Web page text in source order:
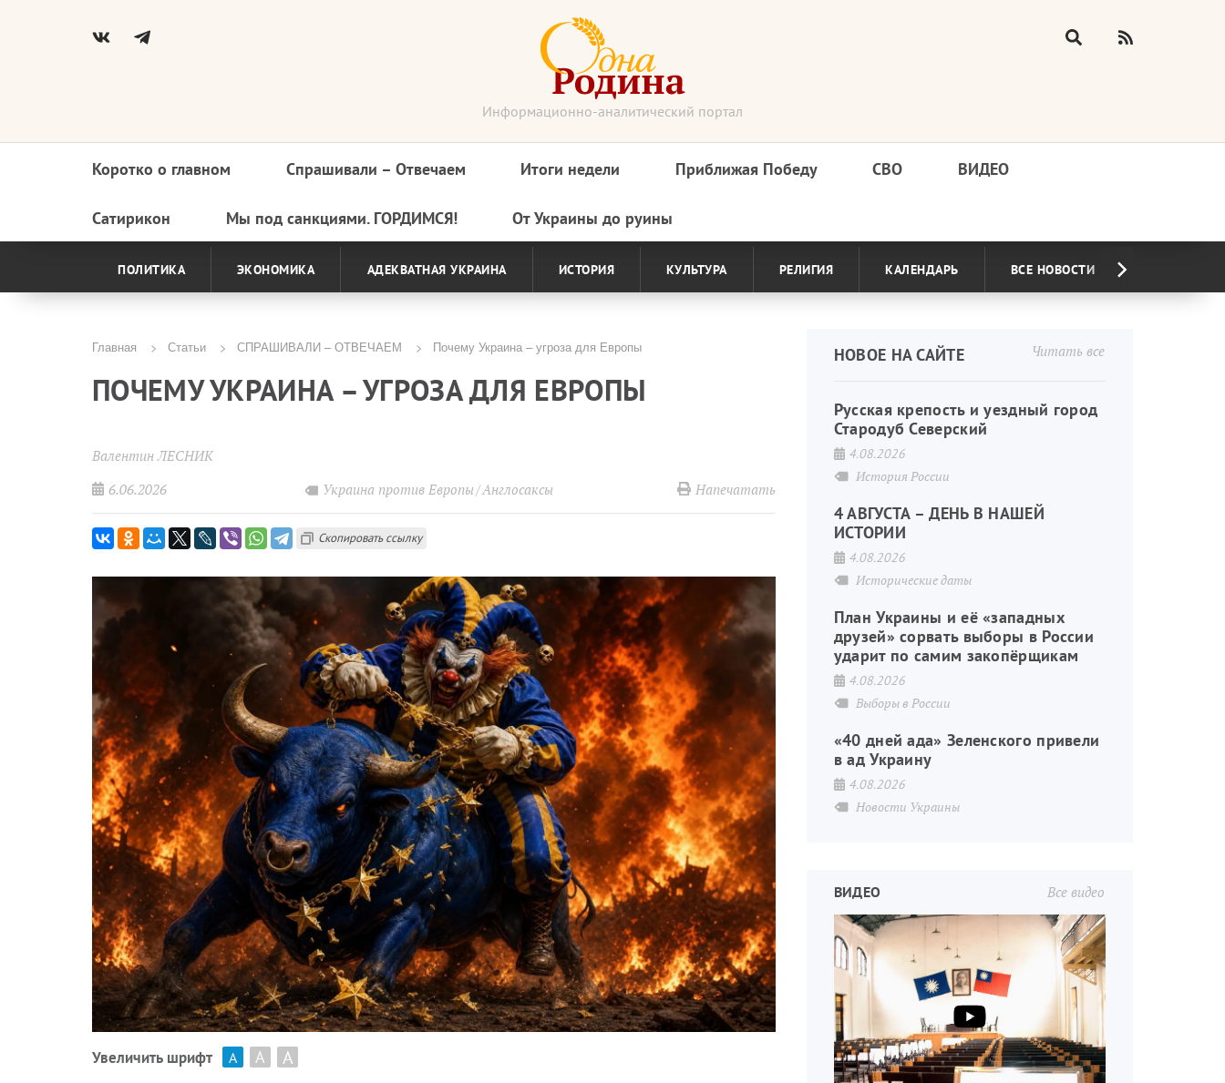
Информационно-аналитический портал
Основная
навигация
Коротко о главном Спрашивали – Отвечаем Итоги недели Приближая Победу СВО ВИДЕО
Сатирикон Мы под санкциями. ГОРДИМСЯ! От Украины до руины
ПОЛИТИКА ЭКОНОМИКА АДЕКВАТНАЯ УКРАИНА ИСТОРИЯ КУЛЬТУРА РЕЛИГИЯ КАЛЕНДАРЬ ВСЕ НОВОСТИ
Строка
навигации
Главная Статьи СПРАШИВАЛИ – ОТВЕЧАЕМ Почему Украина – угроза для Европы
ПОЧЕМУ УКРАИНА – УГРОЗА ДЛЯ ЕВРОПЫ
Валентин ЛЕСНИК
6.06.2026
Украина против Европы Англосаксы Напечатать
Скопировать ссылку
Увеличить шрифт А А А
Читать все
НОВОЕ НА САЙТЕ
Русская крепость и уездный город
Стародуб Северский
4.08.2026
История России
4 АВГУСТА – ДЕНЬ В НАШЕЙ
ИСТОРИИ
4.08.2026
Исторические даты
План Украины и её «западных
друзей» сорвать выборы в России
ударит по самим закопёрщикам
4.08.2026
Выборы в России
«40 дней ада» Зеленского привели
в ад Украину
4.08.2026
Новости Украины
Все видео
ВИДЕО